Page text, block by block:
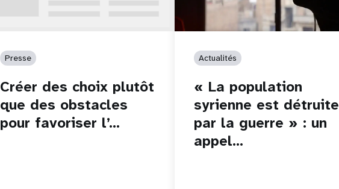
Presse
Créer des choix plutôt
que des obstacles
pour favoriser l’…
Actualités
« La population
syrienne est détruite
par la guerre » : un
appel…